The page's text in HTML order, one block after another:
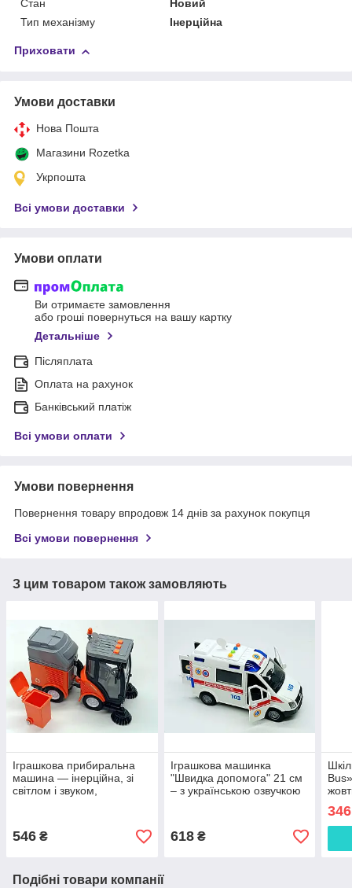
Стан
Новий
Тип механізму
Інерційна
Приховати
Умови доставки
Нова Пошта
Магазини Rozetka
Укрпошта
Всі умови доставки
Умови оплати
Ви отримаєте замовлення
або гроші повернуться на вашу картку
Детальніше
Післяплата
Оплата на рахунок
Банківський платіж
Всі умови оплати
Умови повернення
Повернення товару впродовж 14 днів за рахунок покупця
Всі умови повернення
З цим товаром також замовляють
Іграшкова прибиральна
машина — інерційна, зі
світлом і звуком,
546 ₴
Іграшкова машинка
"Швидка допомога" 21 см
– з українською озвучкою
618₴
Подібні товари компанії